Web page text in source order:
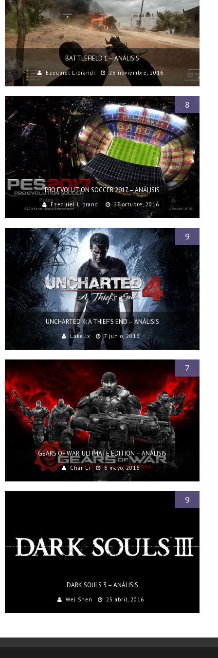
BATTLEFIELD 1 – ANÁLISIS
Ezequiel Librandi 25 noviembre, 2016
PRO EVOLUTION SOCCER 2017 – ANÁLISIS
Ezequiel Librandi 27 octubre, 2016
8
UNCHARTED 4: A THIEF’S END – ANÁLISIS
Lukelix 7 junio, 2016
9
GEARS OF WAR: ULTIMATE EDITION – ANÁLISIS
Char Li 6 mayo, 2016
7
DARK SOULS 3 – ANÁLISIS
Wei Shen 25 abril, 2016
9